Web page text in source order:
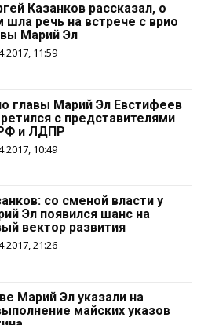
Казанков рассказал, о
шла речь на встрече с врио
Марий Эл
11:59
главы Марий Эл Евстифеев
с представителями
и ЛДПР
10:49
со сменой власти у
Эл появился шанс на
вектор развития
21:26
Марий Эл указали на
майских указов